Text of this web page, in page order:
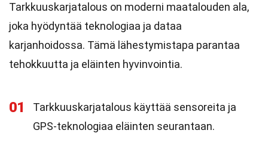
Tarkkuuskarjatalous on moderni maatalouden ala,
joka hyödyntää teknologiaa ja dataa
karjanhoidossa. Tämä lähestymistapa parantaa
tehokkuutta ja eläinten hyvinvointia.
01
Tarkkuuskarjatalous käyttää sensoreita ja
GPS-teknologiaa eläinten seurantaan.